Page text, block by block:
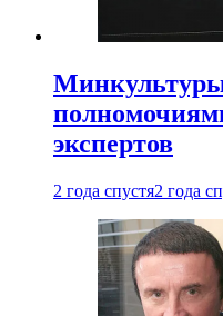
экспертов
2 года спустя2 года